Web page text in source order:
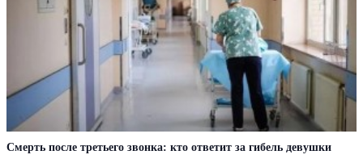
Смерть после третьего звонка: кто ответит за гибель девушки